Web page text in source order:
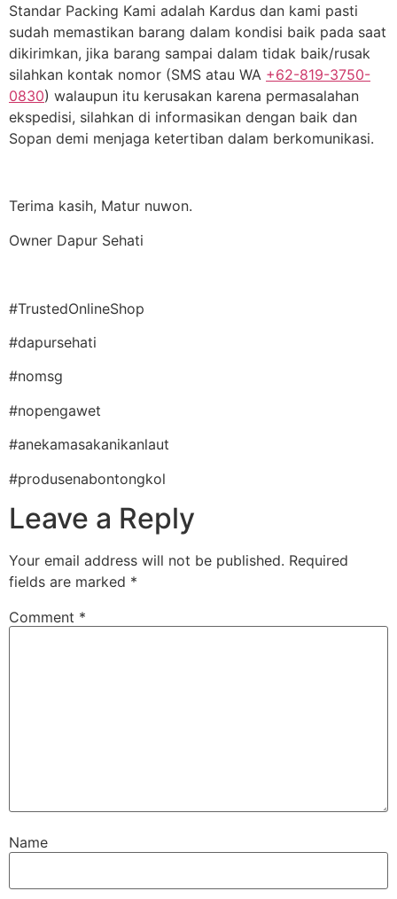
Standar Packing Kami adalah Kardus dan kami pasti
sudah memastikan barang dalam kondisi baik pada saat
dikirimkan, jika barang sampai dalam tidak baik/rusak
silahkan kontak nomor (SMS atau WA +62-819-3750-
0830) walaupun itu kerusakan karena permasalahan
ekspedisi, silahkan di informasikan dengan baik dan
Sopan demi menjaga ketertiban dalam berkomunikasi.
Terima kasih, Matur nuwon.
Owner Dapur Sehati
#TrustedOnlineShop
#dapursehati
#nomsg
#nopengawet
#anekamasakanikanlaut
#produsenabontongkol
Leave a Reply
Your email address will not be published. Required
fields are marked *
Comment *
Name